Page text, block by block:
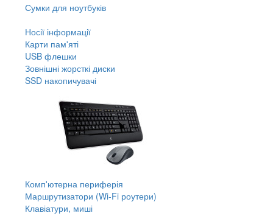
Сумки для ноутбуків
Носії інформації
Карти пам'яті
USB флешки
Зовнішні жорсткі диски
SSD накопичувачі
Комп'ютерна периферія
Маршрутизатори (Wi-Fi роутери)
Клавіатури, миші